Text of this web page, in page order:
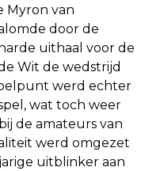
Myron van
door de
uithaal voor de
Wit de wedstrijd
werd echter
wat toch weer
de amateurs van
werd omgezet
uitblinker aan